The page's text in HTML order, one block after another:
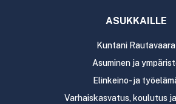
ASUKKAILLE
Kuntani Rautavaara
Asuminen ja
Elinkeino- ja
Varhaiskasvatus, koulutus